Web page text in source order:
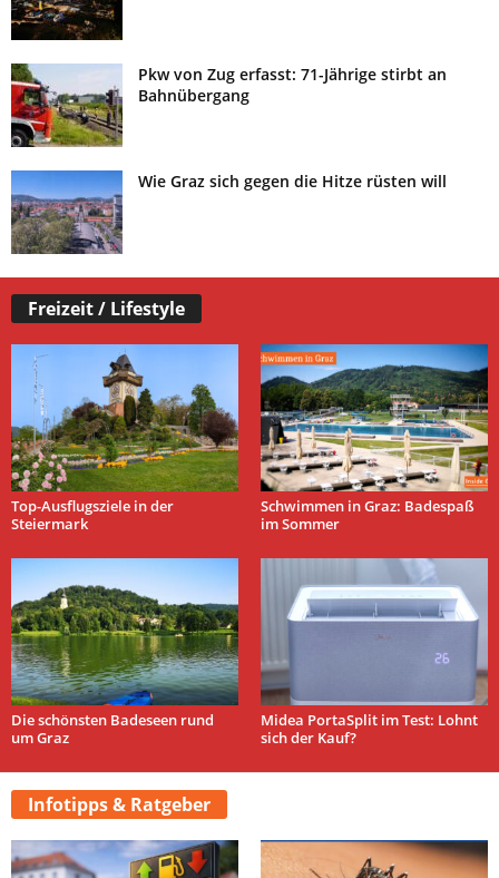
Pkw von Zug erfasst: 71-Jährige stirbt an
Bahnübergang
Wie Graz sich gegen die Hitze rüsten will
Freizeit / Lifestyle
Top-Ausflugsziele in der
Steiermark
Schwimmen in Graz: Badespaß
im Sommer
Die schönsten Badeseen rund
um Graz
Midea PortaSplit im Test: Lohnt
sich der Kauf?
Infotipps & Ratgeber